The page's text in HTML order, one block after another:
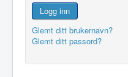
Logg inn
Glemt ditt brukernavn?
Glemt ditt passord?